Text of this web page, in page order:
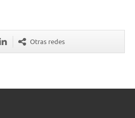
Otras redes